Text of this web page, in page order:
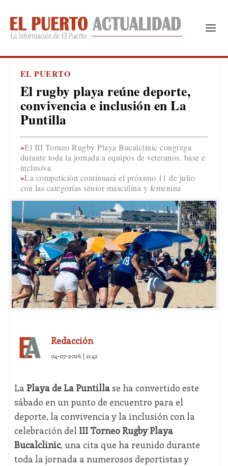
EL PUERTO
El rugby playa reúne deporte,
convivencia e inclusión en La
Puntilla
El III Torneo Rugby Playa Bucalclinic congrega
durante toda la jornada a equipos de veteranos, base e
inclusiva
La competición continuará el próximo 11 de julio
con las categorías sénior masculina y femenina
Redacción
04-07-2026 | 11:42
La Playa de La Puntillase ha convertido este
sábado en un punto de encuentro para el
deporte, la convivencia y la inclusión con la
celebración del III Torneo Rugby Playa
Bucalclinic, una cita que ha reunido durante
toda la jornada a numerosos deportistas y